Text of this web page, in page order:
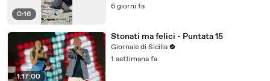
0:16
6 giorni fa
1:17:00
Stonati ma felici - Puntata 15
Giornale di Sicilia
1 settimana fa